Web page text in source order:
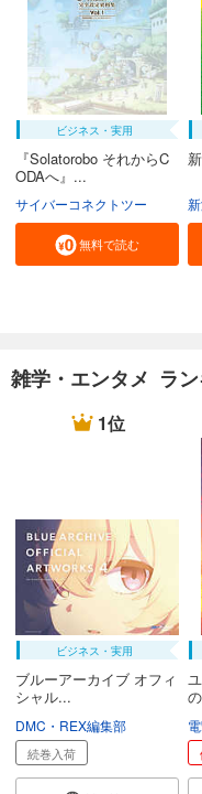
ビジネス・実用
『Solatorobo それからC
ODAへ』...
サイバーコネクトツー
無料で読む
雑学・エンタメ ラ
1位
ビジネス・実用
ブルーアーカイブ オフィ
シャル...
DMC・REX編集部
続巻入荷